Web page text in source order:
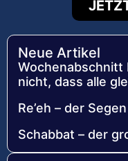
Neue Artikel
Wochenabschnitt
nicht, dass alle
Re’eh – der
Schabbat – der